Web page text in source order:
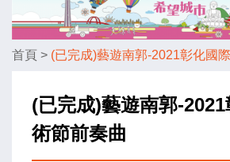
首頁 > (已完成)藝遊南郭-2021彰化國
(已完成)藝遊南郭-
術節前奏曲